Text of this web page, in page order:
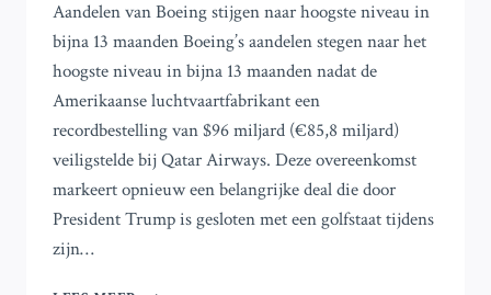
Aandelen van Boeing stijgen naar hoogste niveau in
bijna 13 maanden Boeing’s aandelen stegen naar het
hoogste niveau in bijna 13 maanden nadat de
Amerikaanse luchtvaartfabrikant een
recordbestelling van $96 miljard (€85,8 miljard)
veiligstelde bij Qatar Airways. Deze overeenkomst
markeert opnieuw een belangrijke deal die door
President Trump is gesloten met een golfstaat tijdens
zijn…